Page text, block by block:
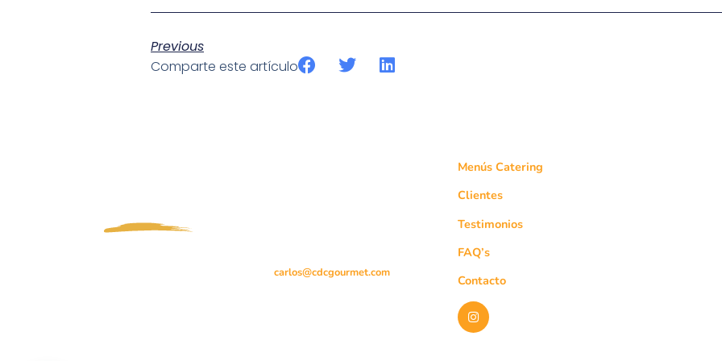
Previous
Comparte este artículo
carlos@cdcgourmet.com
Menús Catering
Clientes
Testimonios
FAQ’s
Contacto